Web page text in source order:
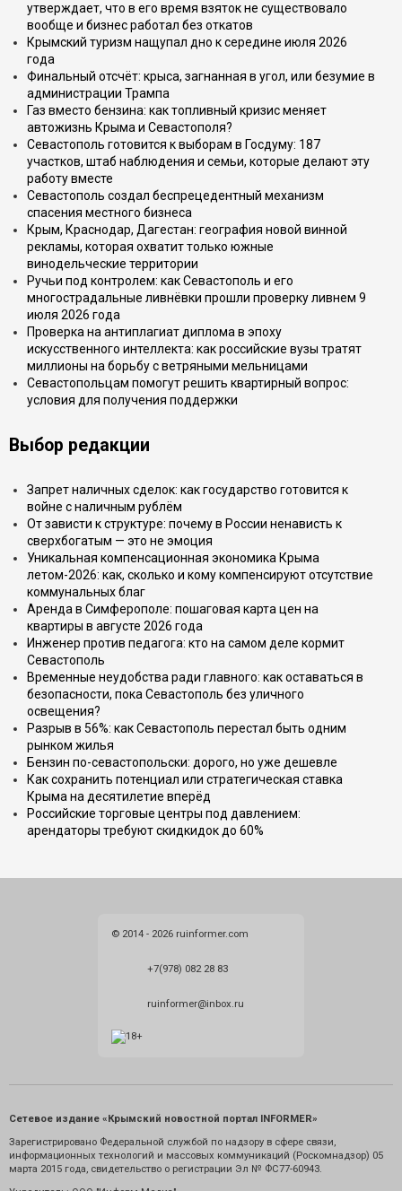
утверждает, что в его время взяток не существовало
вообще и бизнес работал без откатов
Крымский туризм нащупал дно к середине июля 2026
года
Финальный отсчёт: крыса, загнанная в угол, или безумие в
администрации Трампа
Газ вместо бензина: как топливный кризис меняет
автожизнь Крыма и Севастополя?
Севастополь готовится к выборам в Госдуму: 187
участков, штаб наблюдения и семьи, которые делают эту
работу вместе
Севастополь создал беспрецедентный механизм
спасения местного бизнеса
Крым, Краснодар, Дагестан: география новой винной
рекламы, которая охватит только южные
винодельческие территории
Ручьи под контролем: как Севастополь и его
многострадальные ливнёвки прошли проверку ливнем 9
июля 2026 года
Проверка на антиплагиат диплома в эпоху
искусственного интеллекта: как российские вузы тратят
миллионы на борьбу с ветряными мельницами
Севастопольцам помогут решить квартирный вопрос:
условия для получения поддержки
Выбор редакции
Запрет наличных сделок: как государство готовится к
войне с наличным рублём
От зависти к структуре: почему в России ненависть к
сверхбогатым — это не эмоция
Уникальная компенсационная экономика Крыма
летом-2026: как, сколько и кому компенсируют отсутствие
коммунальных благ
Аренда в Симферополе: пошаговая карта цен на
квартиры в августе 2026 года
Инженер против педагога: кто на самом деле кормит
Севастополь
Временные неудобства ради главного: как оставаться в
безопасности, пока Севастополь без уличного
освещения?
Разрыв в 56%: как Севастополь перестал быть одним
рынком жилья
Бензин по-севастопольски: дорого, но уже дешевле
Как сохранить потенциал или стратегическая ставка
Крыма на десятилетие вперёд
Российские торговые центры под давлением:
арендаторы требуют скидкидок до 60%
© 2014 - 2026 ruinformer.com
+7(978) 082 28 83
ruinformer@inbox.ru
Сетевое издание «Крымский новостной портал INFORMER»
Зарегистрировано Федеральной службой по надзору в сфере связи,
информационных технологий и массовых коммуникаций (Роскомнадзор) 05
марта 2015 года, свидетельство о регистрации Эл № ФС77-60943.